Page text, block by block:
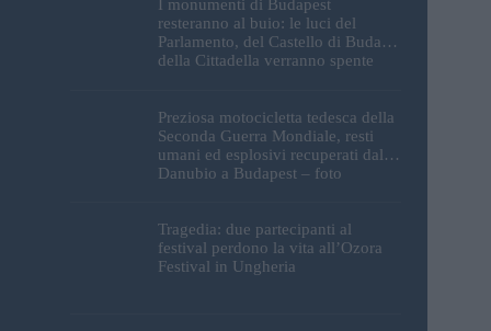
I monumenti di Budapest
resteranno al buio: le luci del
Parlamento, del Castello di Buda e
della Cittadella verranno spente
Preziosa motocicletta tedesca della
Seconda Guerra Mondiale, resti
umani ed esplosivi recuperati dal
Danubio a Budapest – foto
Tragedia: due partecipanti al
festival perdono la vita all’Ozora
Festival in Ungheria